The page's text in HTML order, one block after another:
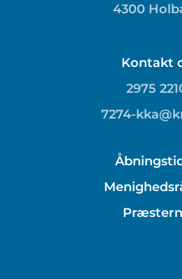
4300
Kontakt
2975
7274-